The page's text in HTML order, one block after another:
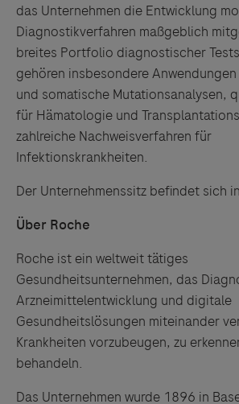
das Unternehmen die Entwicklung
Diagnostikverfahren maßgeblich
breites Portfolio diagnostischer
gehören insbesondere
und somatische Mutationsanalysen,
für Hämatologie und
zahlreiche Nachweisverfahren für
Infektionskrankheiten.
Der Unternehmenssitz befindet sich
Über Roche
Roche ist ein weltweit tätiges
Gesundheitsunternehmen, das
Arzneimittelentwicklung und digitale
Gesundheitslösungen miteinander
Krankheiten vorzubeugen, zu
behandeln.
Das Unternehmen wurde 1896 in